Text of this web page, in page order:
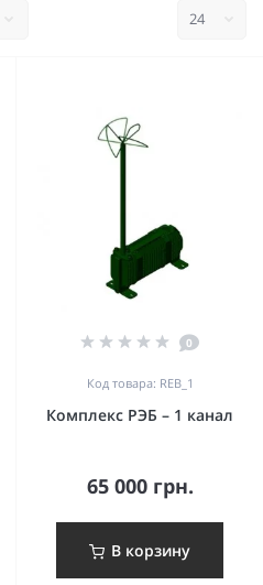
0
Код товара: REB_1
Комплекс РЭБ – 1 канал
65 000 грн.
В корзину